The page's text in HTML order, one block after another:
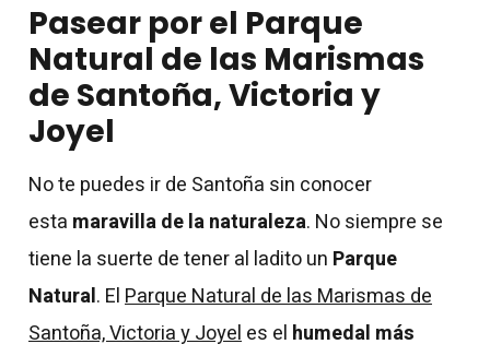
Pasear por el Parque
Natural de las Marismas
de Santoña, Victoria y
Joyel
No te puedes ir de Santoña sin conocer
esta maravilla de la naturaleza. No siempre se
tiene la suerte de tener al ladito un Parque
Natural. ElParque Natural de las Marismas de
Santoña, Victoria y Joyeles el humedal más